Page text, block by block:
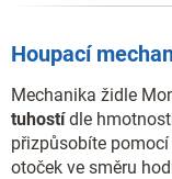
Houpací
Mechanika židle
tuhostídle
přizpůsobíte
otoček ve směru